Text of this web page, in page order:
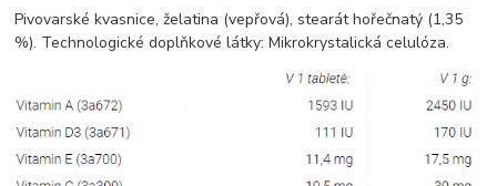
Pivovarské kvasnice, želatina (vepřová), stearát hořečnatý (1,35
%). Technologické doplňkové látky: Mikrokrystalická celulóza.